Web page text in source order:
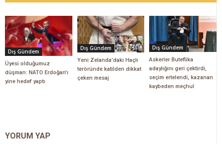
Dış Gündem
Üyesi olduğumuz
düşman: NATO Erdoğan'ı
yine hedef yaptı
Dış Gündem
Yeni Zelanda'daki Haçlı
teröründe katilden dikkat
çeken mesaj
Dış Gündem
Askerler Buteflika
adaylığını geri çektirdi,
seçim ertelendi, kazanan
kaybeden meçhul
YORUM YAP